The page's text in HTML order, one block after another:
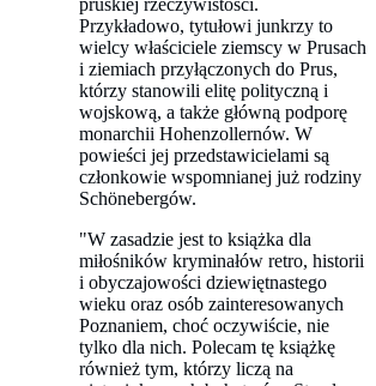
Przykładowo, tytułowi junkrzy to
wielcy właściciele ziemscy w Prusach
i ziemiach przyłączonych do Prus,
którzy stanowili elitę polityczną i
wojskową, a także główną podporę
monarchii Hohenzollernów. W
powieści jej przedstawicielami są
członkowie wspomnianej już rodziny
Schönebergów.
"W zasadzie jest to książka dla
miłośników kryminałów retro, historii
i obyczajowości dziewiętnastego
wieku oraz osób zainteresowanych
Poznaniem, choć oczywiście, nie
tylko dla nich. Polecam tę książkę
również tym, którzy liczą na